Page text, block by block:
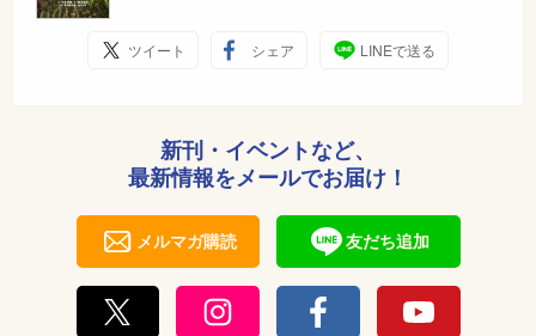
ツイート シェア LINEで送る
新刊・イベントなど、
最新情報をメールでお届け！
メルマガ購読 友だち追加